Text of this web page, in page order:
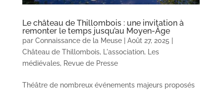
Le château de Thillombois : une invitation à
remonter le temps jusqu’au Moyen-Âge
par Connaissance de la Meuse| Août 27, 2025
Château de Thillombois, L'association,
Les
médiévales, Revue de Presse
Théâtre de nombreux événements majeurs proposés